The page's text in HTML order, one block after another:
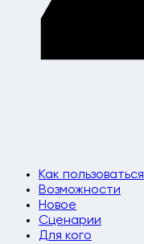
Как пользоваться
Возможности
Новое
Сценарии
Для кого